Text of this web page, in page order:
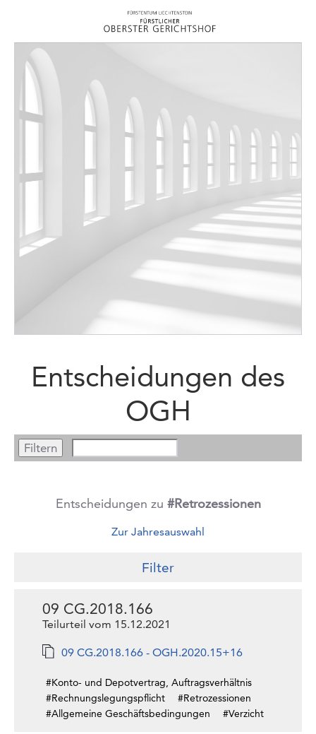
Entscheidungen des
OGH
Entscheidungen zu #Retrozessionen
Zur Jahresauswahl
Filter
09 CG.2018.166
Teilurteil vom 15.12.2021
09 CG.2018.166 - OGH.2020.15+16
#Konto- und Depotvertrag, Auftragsverhältnis
#Rechnungslegungspflicht
#Retrozessionen
#Allgemeine Geschäftsbedingungen
#Verzicht